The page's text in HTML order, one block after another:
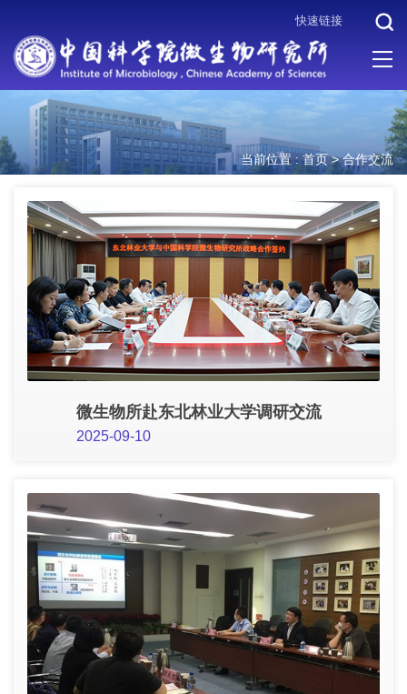
快速链接
当前位置 :首页>合作交流
微生物所赴东北林业大学调研交流
2025-09-10